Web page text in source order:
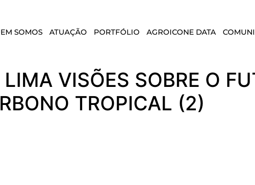
SOMOS ATUAÇÃO PORTFÓLIO AGROICONE DATA
VISÕES SOBRE O
TROPICAL (2)